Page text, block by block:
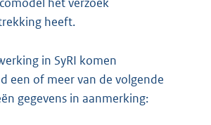
heeft.
in SyRI komen
een of meer van de volgende
gegevens in aanmerking: